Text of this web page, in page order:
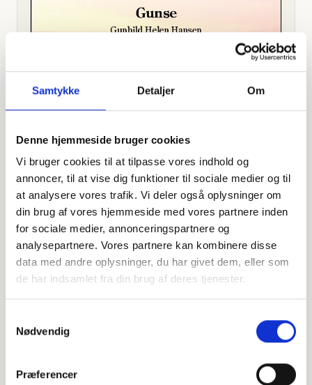
Samtykke Detaljer Om
Denne hjemmeside bruger cookies
Vi bruger cookies til at tilpasse vores indhold og
annoncer, til at vise dig funktioner til sociale medier og til
at analysere vores trafik. Vi deler også oplysninger om
din brug af vores hjemmeside med vores partnere inden
for sociale medier, annonceringspartnere og
analysepartnere. Vores partnere kan kombinere disse
data med andre oplysninger, du har givet dem, eller som
de har indsamlet fra din brug af deres tjenester.
Nødvendig
Præferencer
Højtideligheden
Onsdagd. 13. marts 2024 kl. 12.30
Hertug Hans Hospitalskirke
Sønderbro 3, 6100 Haderslev
−
contributors